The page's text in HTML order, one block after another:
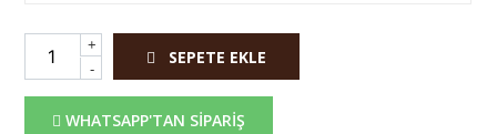
+
-
SEPETE EKLE
WHATSAPP'TAN SİPARİŞ